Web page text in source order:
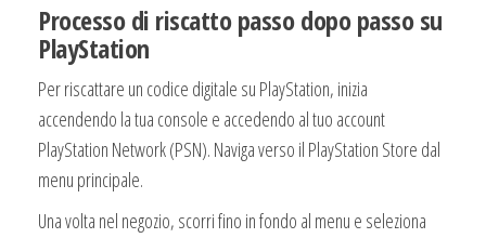
Processo di riscatto passo dopo passo su
PlayStation
Per riscattare un codice digitale su PlayStation, inizia
accendendo la tua console e accedendo al tuo account
PlayStation Network (PSN). Naviga verso il PlayStation Store dal
menu principale.
Una volta nel negozio, scorri fino in fondo al menu e seleziona